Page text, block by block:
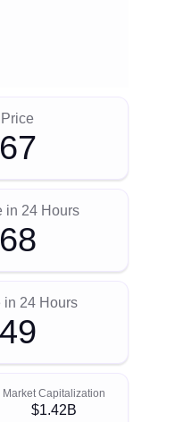
in 24 Hours
in 24 Hours
Market Capitalization
$1.42B